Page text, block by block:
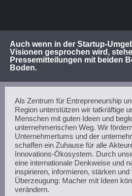
Auch wenn in der Startup-
Visionen gesprochen wird,
Pressemitteilungen mit beiden
Boden.
Als Zentrum für Entrepreneurship
Region unterstützen wir tatkräftige
Menschen mit guten Ideen und
unternehmerischen Weg. Wir
Unternehmertums und der
schaffen ein Zuhause für alle
Innovations-Ökosystem. Durch
eine internationale Denkweise und
inspirieren, informieren, stärken
Überzeugung: Macher mit Ideen
verändern.